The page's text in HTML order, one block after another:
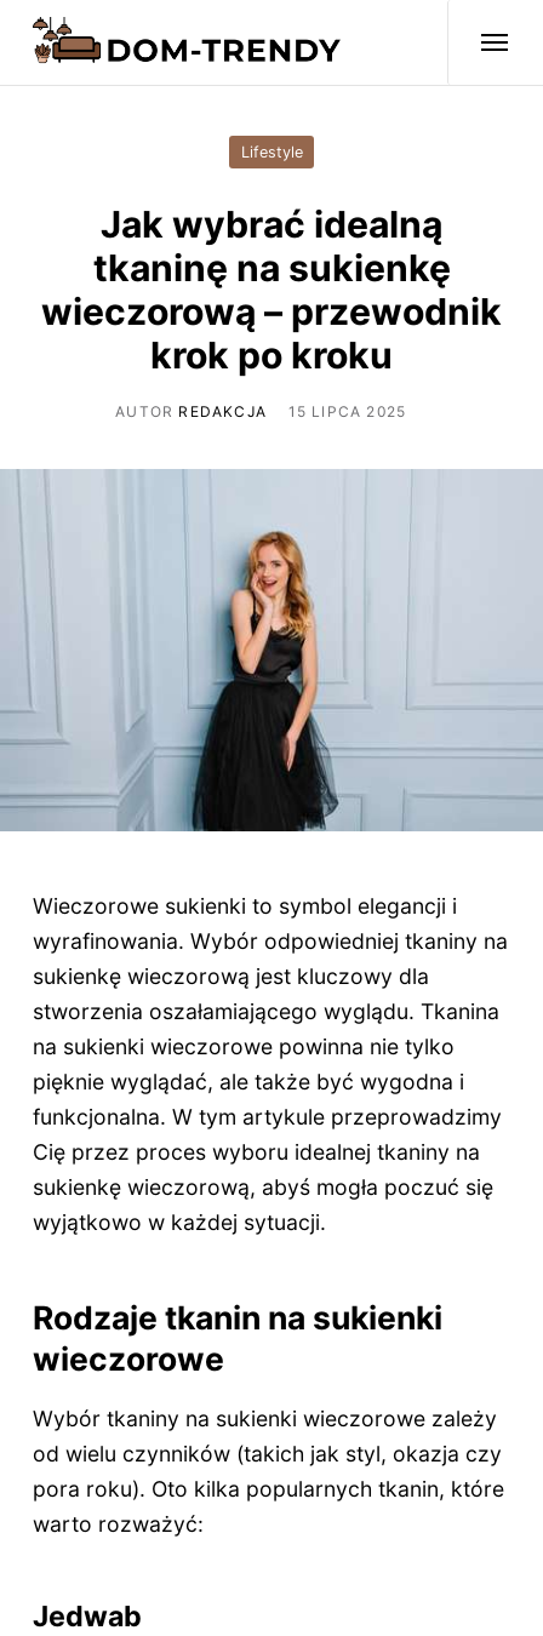
Lifestyle
Jak wybrać idealną
tkaninę na sukienkę
wieczorową – przewodnik
krok po kroku
AUTOR REDAKCJA 15 LIPCA 2025
Wieczorowe sukienki to symbol elegancji i
wyrafinowania. Wybór odpowiedniej tkaniny na
sukienkę wieczorową jest kluczowy dla
stworzenia oszałamiającego wyglądu. Tkanina
na sukienki wieczorowe powinna nie tylko
pięknie wyglądać, ale także być wygodna i
funkcjonalna. W tym artykule przeprowadzimy
Cię przez proces wyboru idealnej tkaniny na
sukienkę wieczorową, abyś mogła poczuć się
wyjątkowo w każdej sytuacji.
Rodzaje tkanin na sukienki
wieczorowe
Wybór tkaniny na sukienki wieczorowe zależy
od wielu czynników (takich jak styl, okazja czy
pora roku). Oto kilka popularnych tkanin, które
warto rozważyć:
Jedwab